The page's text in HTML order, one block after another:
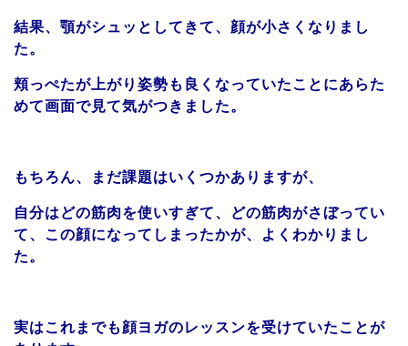
結果、顎がシュッとしてきて、顔が小さくなりまし
た。
頬っぺたが上がり姿勢も良くなっていたことにあらた
めて画面で見て気がつきました。
もちろん、まだ課題はいくつかありますが、
自分はどの筋肉を使いすぎて、どの筋肉がさぼってい
て、この顔になってしまったかが、よくわかりまし
た。
実はこれまでも顔ヨガのレッスンを受けていたことが